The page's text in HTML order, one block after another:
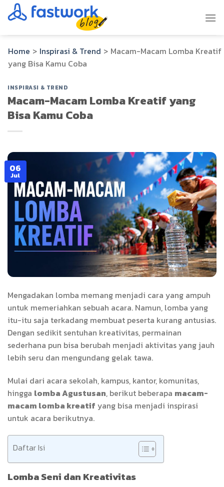
Skip
to
Home > Inspirasi & Trend > Macam-Macam Lomba Kreatif
yang Bisa Kamu Coba
INSPIRASI & TREND
Macam-Macam Lomba Kreatif yang
Bisa Kamu Coba
06
Jul
Mengadakan lomba memang menjadi cara yang ampuh
untuk memeriahkan sebuah acara. Namun, lomba yang
itu-itu saja terkadang membuat peserta kurang antusias.
Dengan sedikit sentuhan kreativitas, permainan
sederhana pun bisa berubah menjadi aktivitas yang jauh
lebih seru dan mengundang gelak tawa.
Mulai dari acara sekolah, kampus, kantor, komunitas,
hingga lomba Agustusan, berikut beberapa macam-
macam lomba kreatif yang bisa menjadi inspirasi
untuk acara berikutnya.
Daftar Isi
Lomba Seni dan Kreativitas